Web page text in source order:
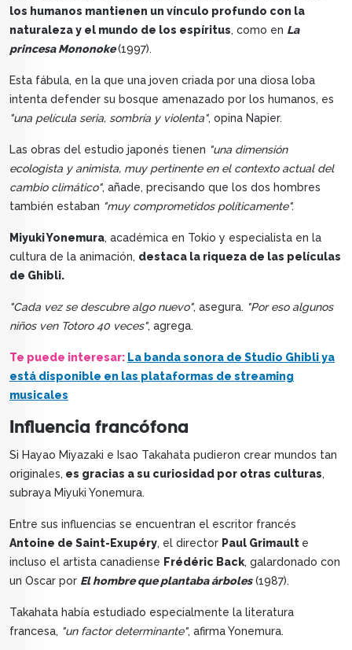
los humanos mantienen un vínculo profundo con la
naturaleza y el mundo de los espíritus, como en La
princesa Mononoke(1997).
Esta fábula, en la que una joven criada por una diosa loba
intenta defender su bosque amenazado por los humanos, es
"una película seria, sombría y violenta", opina Napier.
Las obras del estudio japonés tienen "una dimensión
ecologista y animista, muy pertinente en el contexto actual del
cambio climático", añade, precisando que los dos hombres
también estaban "muy comprometidos políticamente".
Miyuki Yonemura, académica en Tokio y especialista en la
cultura de la animación, destaca la riqueza de las películas
de Ghibli.
"Cada vez se descubre algo nuevo", asegura. "Por eso algunos
niños ven Totoro 40 veces", agrega.
Te puede interesar: La banda sonora de Studio Ghibli ya
está disponible en las plataformas de streaming
musicales
Influencia francófona
Si Hayao Miyazaki e Isao Takahata pudieron crear mundos tan
originales, es gracias a su curiosidad por otras culturas,
subraya Miyuki Yonemura.
Entre sus influencias se encuentran el escritor francés
Antoine de Saint-Exupéry, el director Paul Grimault e
incluso el artista canadiense Frédéric Back, galardonado con
un Oscar por El hombre que plantaba árboles(1987).
Takahata había estudiado especialmente la literatura
francesa, "un factor determinante", afirma Yonemura.